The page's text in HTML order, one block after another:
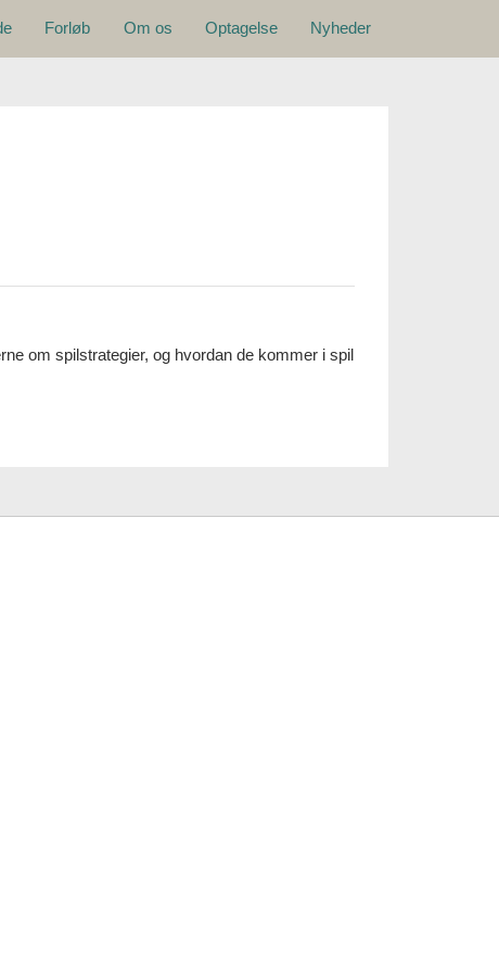
Forløb Om os Optagelse Nyheder
om spilstrategier, og hvordan de kommer i spil